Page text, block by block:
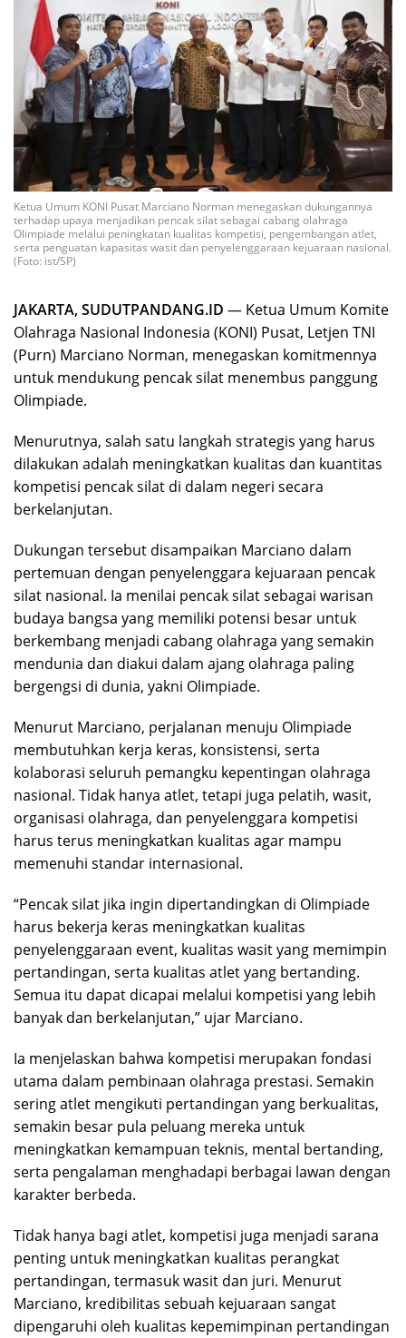
Ketua Umum KONI Pusat Marciano Norman menegaskan dukungannya
terhadap upaya menjadikan pencak silat sebagai cabang olahraga
Olimpiade melalui peningkatan kualitas kompetisi, pengembangan atlet,
serta penguatan kapasitas wasit dan penyelenggaraan kejuaraan nasional.
(Foto: ist/SP)
JAKARTA, SUDUTPANDANG.ID — Ketua Umum Komite
Olahraga Nasional Indonesia (KONI) Pusat, Letjen TNI
(Purn) Marciano Norman, menegaskan komitmennya
untuk mendukung pencak silat menembus panggung
Olimpiade.
Menurutnya, salah satu langkah strategis yang harus
dilakukan adalah meningkatkan kualitas dan kuantitas
kompetisi pencak silat di dalam negeri secara
berkelanjutan.
Dukungan tersebut disampaikan Marciano dalam
pertemuan dengan penyelenggara kejuaraan pencak
silat nasional. Ia menilai pencak silat sebagai warisan
budaya bangsa yang memiliki potensi besar untuk
berkembang menjadi cabang olahraga yang semakin
mendunia dan diakui dalam ajang olahraga paling
bergengsi di dunia, yakni Olimpiade.
Menurut Marciano, perjalanan menuju Olimpiade
membutuhkan kerja keras, konsistensi, serta
kolaborasi seluruh pemangku kepentingan olahraga
nasional. Tidak hanya atlet, tetapi juga pelatih, wasit,
organisasi olahraga, dan penyelenggara kompetisi
harus terus meningkatkan kualitas agar mampu
memenuhi standar internasional.
“Pencak silat jika ingin dipertandingkan di Olimpiade
harus bekerja keras meningkatkan kualitas
penyelenggaraan event, kualitas wasit yang memimpin
pertandingan, serta kualitas atlet yang bertanding.
Semua itu dapat dicapai melalui kompetisi yang lebih
banyak dan berkelanjutan,” ujar Marciano.
Ia menjelaskan bahwa kompetisi merupakan fondasi
utama dalam pembinaan olahraga prestasi. Semakin
sering atlet mengikuti pertandingan yang berkualitas,
semakin besar pula peluang mereka untuk
meningkatkan kemampuan teknis, mental bertanding,
serta pengalaman menghadapi berbagai lawan dengan
karakter berbeda.
Tidak hanya bagi atlet, kompetisi juga menjadi sarana
penting untuk meningkatkan kualitas perangkat
pertandingan, termasuk wasit dan juri. Menurut
Marciano, kredibilitas sebuah kejuaraan sangat
dipengaruhi oleh kualitas kepemimpinan pertandingan